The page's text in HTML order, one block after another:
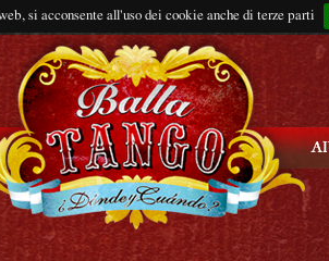
si acconsente all'uso dei cookie anche di terze parti